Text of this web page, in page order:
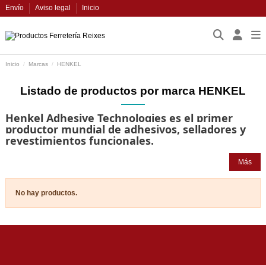
Envío Aviso legal Inicio
Inicio Marcas HENKEL
Listado de productos por marca HENKEL
Henkel Adhesive Technologies es el primer
productor mundial de adhesivos, selladores y
revestimientos funcionales.
Más
No hay productos.